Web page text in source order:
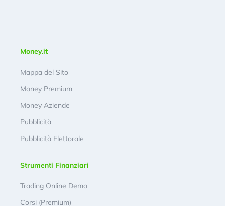
Money.it
Mappa del Sito
Money Premium
Money Aziende
Pubblicità
Pubblicità Elettorale
Strumenti Finanziari
Trading Online Demo
Corsi (Premium)